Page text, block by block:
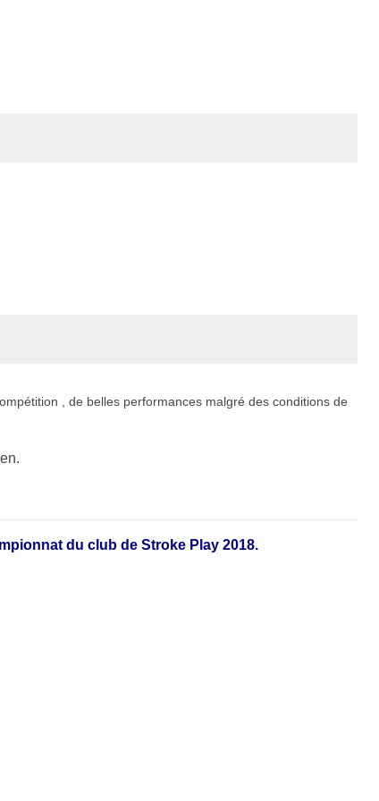
, de belles performances malgré des conditions de
du club de Stroke Play 2018.